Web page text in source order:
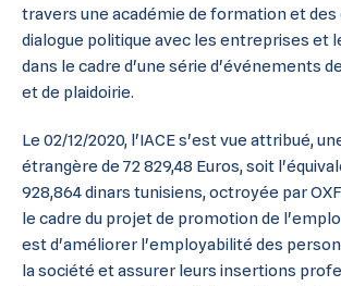
travers une académie de formation et des
dialogue politique avec les entreprises et
dans le cadre d'une série d'événements
et de plaidoirie.
Le 02/12/2020, l'IACE s'est vue attribué,
étrangère de 72 829,48 Euros, soit
928,864 dinars tunisiens, octroyée par
le cadre du projet de promotion de
est d'améliorer l'employabilité des
la société et assurer leurs insertions